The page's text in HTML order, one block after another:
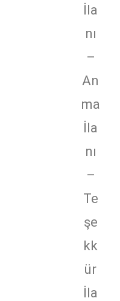
İla
nı
–
An
ma
İla
nı
–
Te
şe
kk
ür
İla